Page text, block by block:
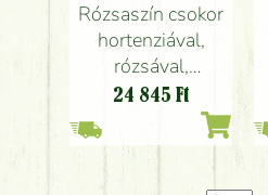
Rózsaszín csokor
hortenziával,
rózsával,
liziantusszal
24 845 Ft